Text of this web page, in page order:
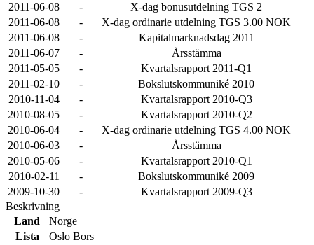
2011-06-08
-
X-dag bonusutdelning TGS 2
2011-06-08
-
X-dag ordinarie utdelning TGS 3.00 NOK
2011-06-08
-
Kapitalmarknadsdag 2011
2011-06-07
-
Årsstämma
2011-05-05
-
Kvartalsrapport 2011-Q1
2011-02-10
-
Bokslutskommuniké 2010
2010-11-04
-
Kvartalsrapport 2010-Q3
2010-08-05
-
Kvartalsrapport 2010-Q2
2010-06-04
-
X-dag ordinarie utdelning TGS 4.00 NOK
2010-06-03
-
Årsstämma
2010-05-06
-
Kvartalsrapport 2010-Q1
2010-02-11
-
Bokslutskommuniké 2009
2009-10-30
-
Kvartalsrapport 2009-Q3
Beskrivning
Land
Norge
Lista
Oslo Bors